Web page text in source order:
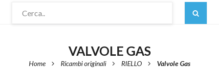
VALVOLE GAS
Home Ricambi originali RIELLO Valvole Gas